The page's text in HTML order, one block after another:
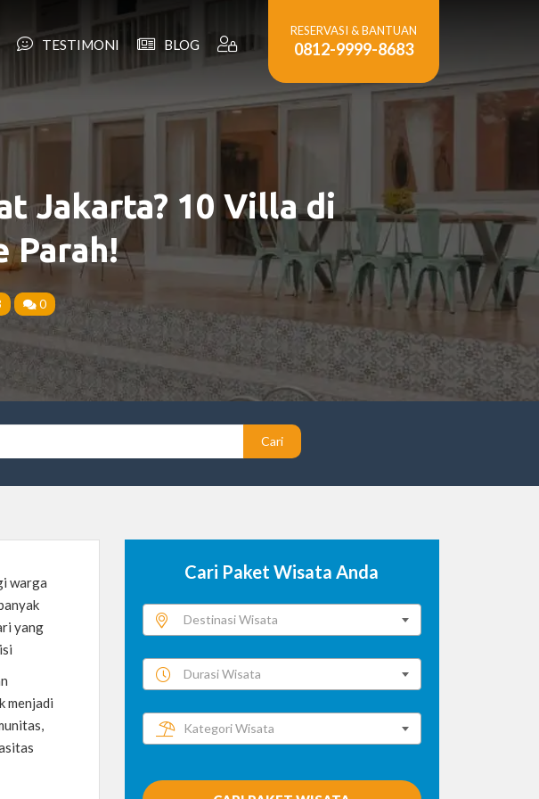
TESTIMONI BLOG
RESERVASI & BANTUAN
0812-9999-8683
Jakarta? 10 Villa di
Parah!
0
Cari
warga
yang
menjadi
Cari Paket Wisata Anda
Destinasi Wisata
Durasi Wisata
Kategori Wisata